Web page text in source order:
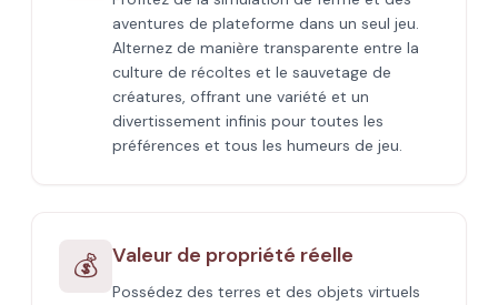
aventures de plateforme dans un seul jeu.
Alternez de manière transparente entre la
culture de récoltes et le sauvetage de
créatures, offrant une variété et un
divertissement infinis pour toutes les
préférences et tous les humeurs de jeu.
💰 Valeur de propriété réelle
Possédez des terres et des objets virtuels